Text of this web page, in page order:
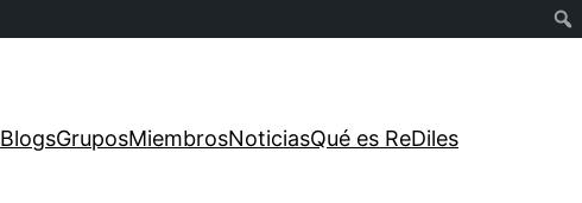
BlogsGruposMiembrosNoticiasQué es ReDiles